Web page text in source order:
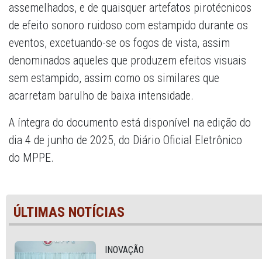
assemelhados, e de quaisquer artefatos pirotécnicos
de efeito sonoro ruidoso com estampido durante os
eventos, excetuando-se os fogos de vista, assim
denominados aqueles que produzem efeitos visuais
sem estampido, assim como os similares que
acarretam barulho de baixa intensidade.
A íntegra do documento está disponível na edição do
dia 4 de junho de 2025, do Diário Oficial Eletrônico
do MPPE.
ÚLTIMAS NOTÍCIAS
INOVAÇÃO